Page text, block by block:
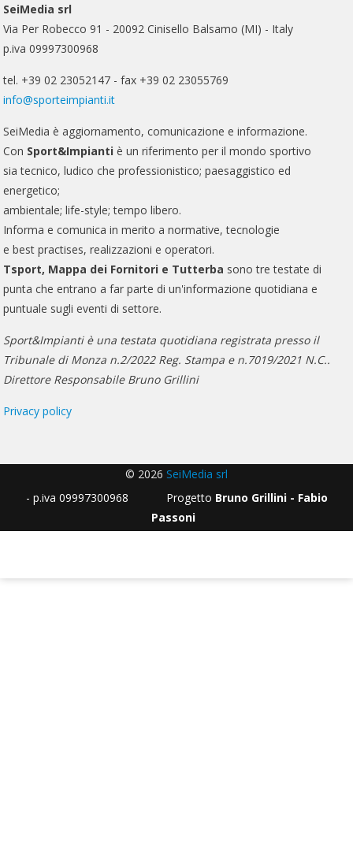
SeiMedia srl
Via Per Robecco 91 - 20092 Cinisello Balsamo (MI) - Italy
p.iva 09997300968
tel. +39 02 23052147 - fax +39 02 23055769
info@sporteimpianti.it
SeiMedia è aggiornamento, comunicazione e informazione.
Con Sport&Impianti è un riferimento per il mondo sportivo
sia tecnico, ludico che professionistico; paesaggistico ed
energetico;
ambientale; life-style; tempo libero.
Informa e comunica in merito a normative, tecnologie
e best practises, realizzazioni e operatori.
Tsport, Mappa dei Fornitori e Tutterba sono tre testate di
punta che entrano a far parte di un'informazione quotidiana e
puntuale sugli eventi di settore.
Sport&Impianti è una testata quotidiana registrata presso il
Tribunale di Monza n.2/2022 Reg. Stampa e n.7019/2021 N.C..
Direttore Responsabile Bruno Grillini
Privacy policy
© 2026 SeiMedia srl
- p.iva 09997300968 Progetto Bruno Grillini - Fabio
Passoni